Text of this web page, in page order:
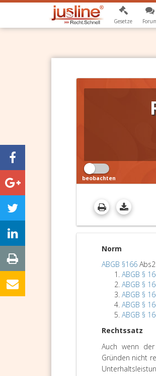
Gesetze
beobachten
Norm
ABGB §166
ABGB §
ABGB §
ABGB §
ABGB §
ABGB §
Rechtssatz
Auch wenn
Gründen nicht